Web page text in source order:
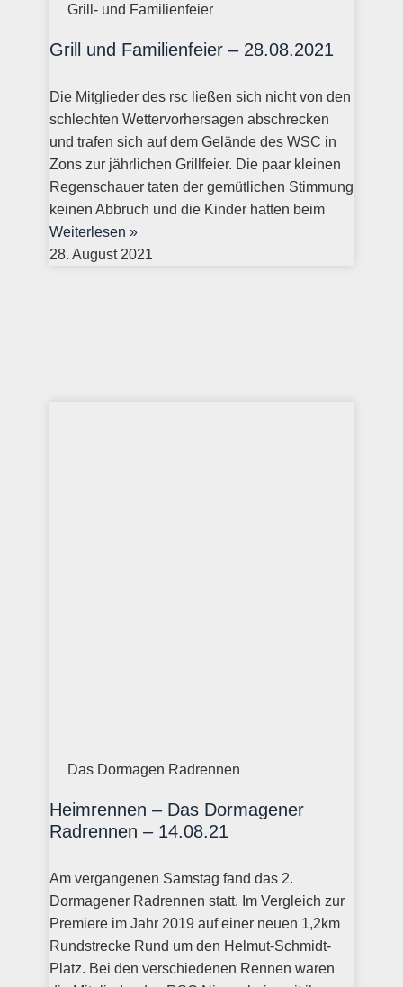
Grill- und Familienfeier
Grill und Familienfeier – 28.08.2021
Die Mitglieder des rsc ließen sich nicht von den
schlechten Wettervorhersagen abschrecken
und trafen sich auf dem Gelände des WSC in
Zons zur jährlichen Grillfeier. Die paar kleinen
Regenschauer taten der gemütlichen Stimmung
keinen Abbruch und die Kinder hatten beim
Weiterlesen »
28. August 2021
Das Dormagen Radrennen
Heimrennen – Das Dormagener
Radrennen – 14.08.21
Am vergangenen Samstag fand das 2.
Dormagener Radrennen statt. Im Vergleich zur
Premiere im Jahr 2019 auf einer neuen 1,2km
Rundstrecke Rund um den Helmut-Schmidt-
Platz. Bei den verschiedenen Rennen waren